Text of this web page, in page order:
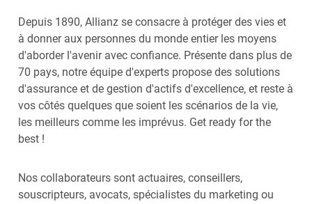
Depuis 1890, Allianz se consacre à protéger des vies et
à donner aux personnes du monde entier les moyens
d'aborder l'avenir avec confiance. Présente dans plus de
70 pays, notre équipe d'experts propose des solutions
d'assurance et de gestion d'actifs d'excellence, et reste à
vos côtés quelques que soient les scénarios de la vie,
les meilleurs comme les imprévus. Get ready for the
best !
Nos collaborateurs sont actuaires, conseillers,
souscripteurs, avocats, spécialistes du marketing ou